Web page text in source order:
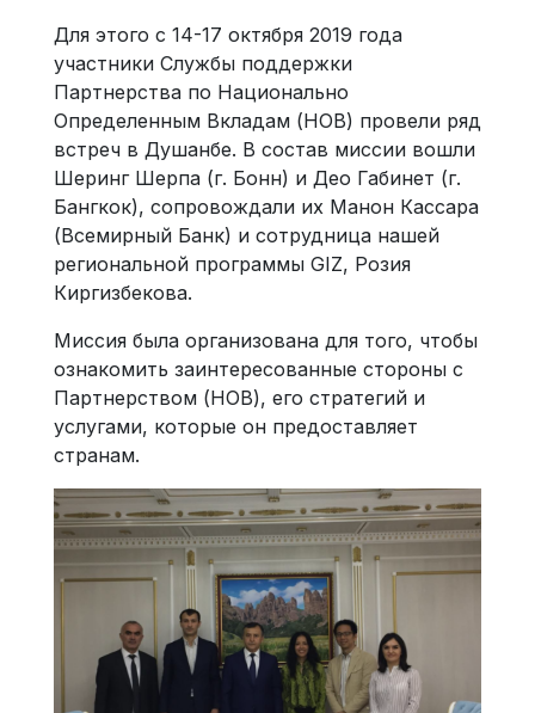
Для этого c 14-17 октября 2019 года
участники Службы поддержки
Партнерства по Национально
Определенным Вкладам (НОВ) провели ряд
встреч в Душанбе. В состав миссии вошли
Шеринг Шерпа (г. Бонн) и Део Габинет (г.
Бангкок), сопровождали их Манон Кассара
(Всемирный Банк) и сотрудница нашей
региональной программы GIZ, Розия
Киргизбекова.
Миссия была организована для того, чтобы
ознакомить заинтересованные стороны с
Партнерством (НОВ), его стратегий и
услугами, которые он предоставляет
странам.